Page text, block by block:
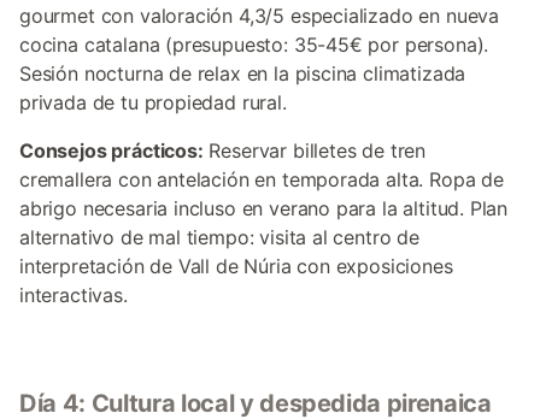
gourmet con valoración 4,3/5 especializado en nueva
cocina catalana (presupuesto: 35-45€ por persona).
Sesión nocturna de relax en la piscina climatizada
privada de tu propiedad rural.
Consejos prácticos: Reservar billetes de tren
cremallera con antelación en temporada alta. Ropa de
abrigo necesaria incluso en verano para la altitud. Plan
alternativo de mal tiempo: visita al centro de
interpretación de Vall de Núria con exposiciones
interactivas.
Día 4: Cultura local y despedida pirenaica